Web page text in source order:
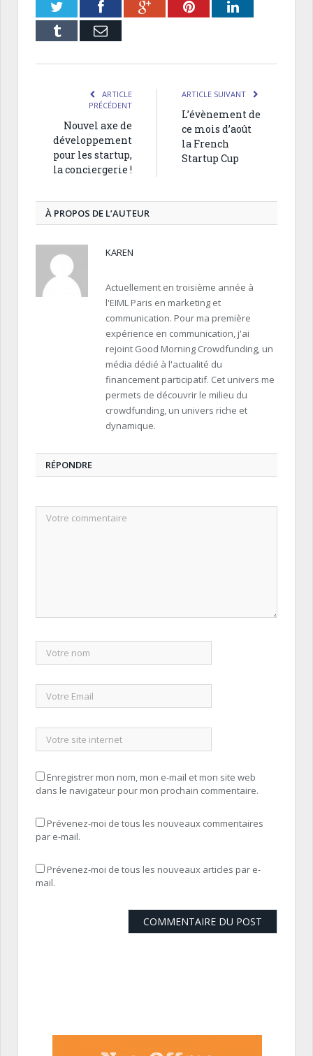
TwitterFacebookGoogle+PinterestLinkedIn
Tumblr Email
ARTICLE
PRÉCÉDENT
Nouvel axe de
développement
pour les startup,
la conciergerie !
ARTICLE SUIVANT
L’évènement de
ce mois d’août
la French
Startup Cup
À PROPOS DE L’AUTEUR
KAREN
Actuellement en troisième année à
l'EIML Paris en marketing et
communication. Pour ma première
expérience en communication, j'ai
rejoint Good Morning Crowdfunding, un
média dédié à l'actualité du
financement participatif. Cet univers me
permets de découvrir le milieu du
crowdfunding, un univers riche et
dynamique.
RÉPONDRE
Enregistrer mon nom, mon e-mail et mon site web
dans le navigateur pour mon prochain commentaire.
Prévenez-moi de tous les nouveaux commentaires
par e-mail.
Prévenez-moi de tous les nouveaux articles par e-
mail.